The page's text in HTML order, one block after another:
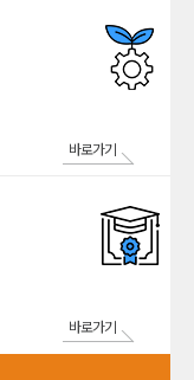
바로가기
바로가기